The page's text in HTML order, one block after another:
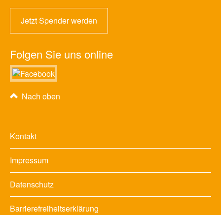
Jetzt Spender werden
Folgen Sie uns online
Nach oben
Kontakt
Impressum
Datenschutz
Barrierefreiheitserklärung